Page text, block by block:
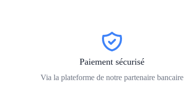
Paiement sécurisé
Via la plateforme de notre partenaire bancaire